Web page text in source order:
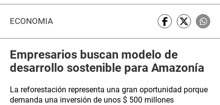
ECONOMÍA
Empresarios buscan modelo de
desarrollo sostenible para Amazonía
La reforestación representa una gran oportunidad porque
demanda una inversión de unos $ 500 millones